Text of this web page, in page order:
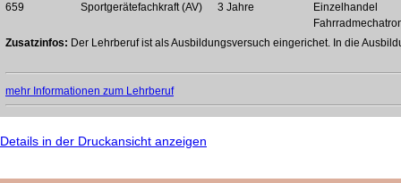
659 Sportgerätefachkraft (AV) 3 Jahre
Einzelhandel
Zusatzinfos: Der Lehrberuf ist als Ausbildungsversuch eingerichet. In die
mehr Informationen zum Lehrberuf
Details in der Druckansicht anzeigen